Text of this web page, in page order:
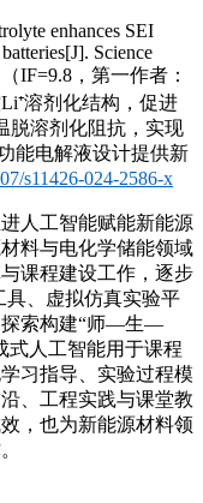
enhances SEI
Science
IF=9.8，第一作者：
溶剂化结构，促进
脱溶剂化阻抗，实现
能电解液设计提供新
s11426-024-2586-x
人工智能赋能新能源
料与电化学储能领域
课程建设工作，逐步
、虚拟仿真实验平
探索构建“师—生—
式人工智能用于课程
习指导、实验过程模
、工程实践与课堂教
，也为新能源材料领